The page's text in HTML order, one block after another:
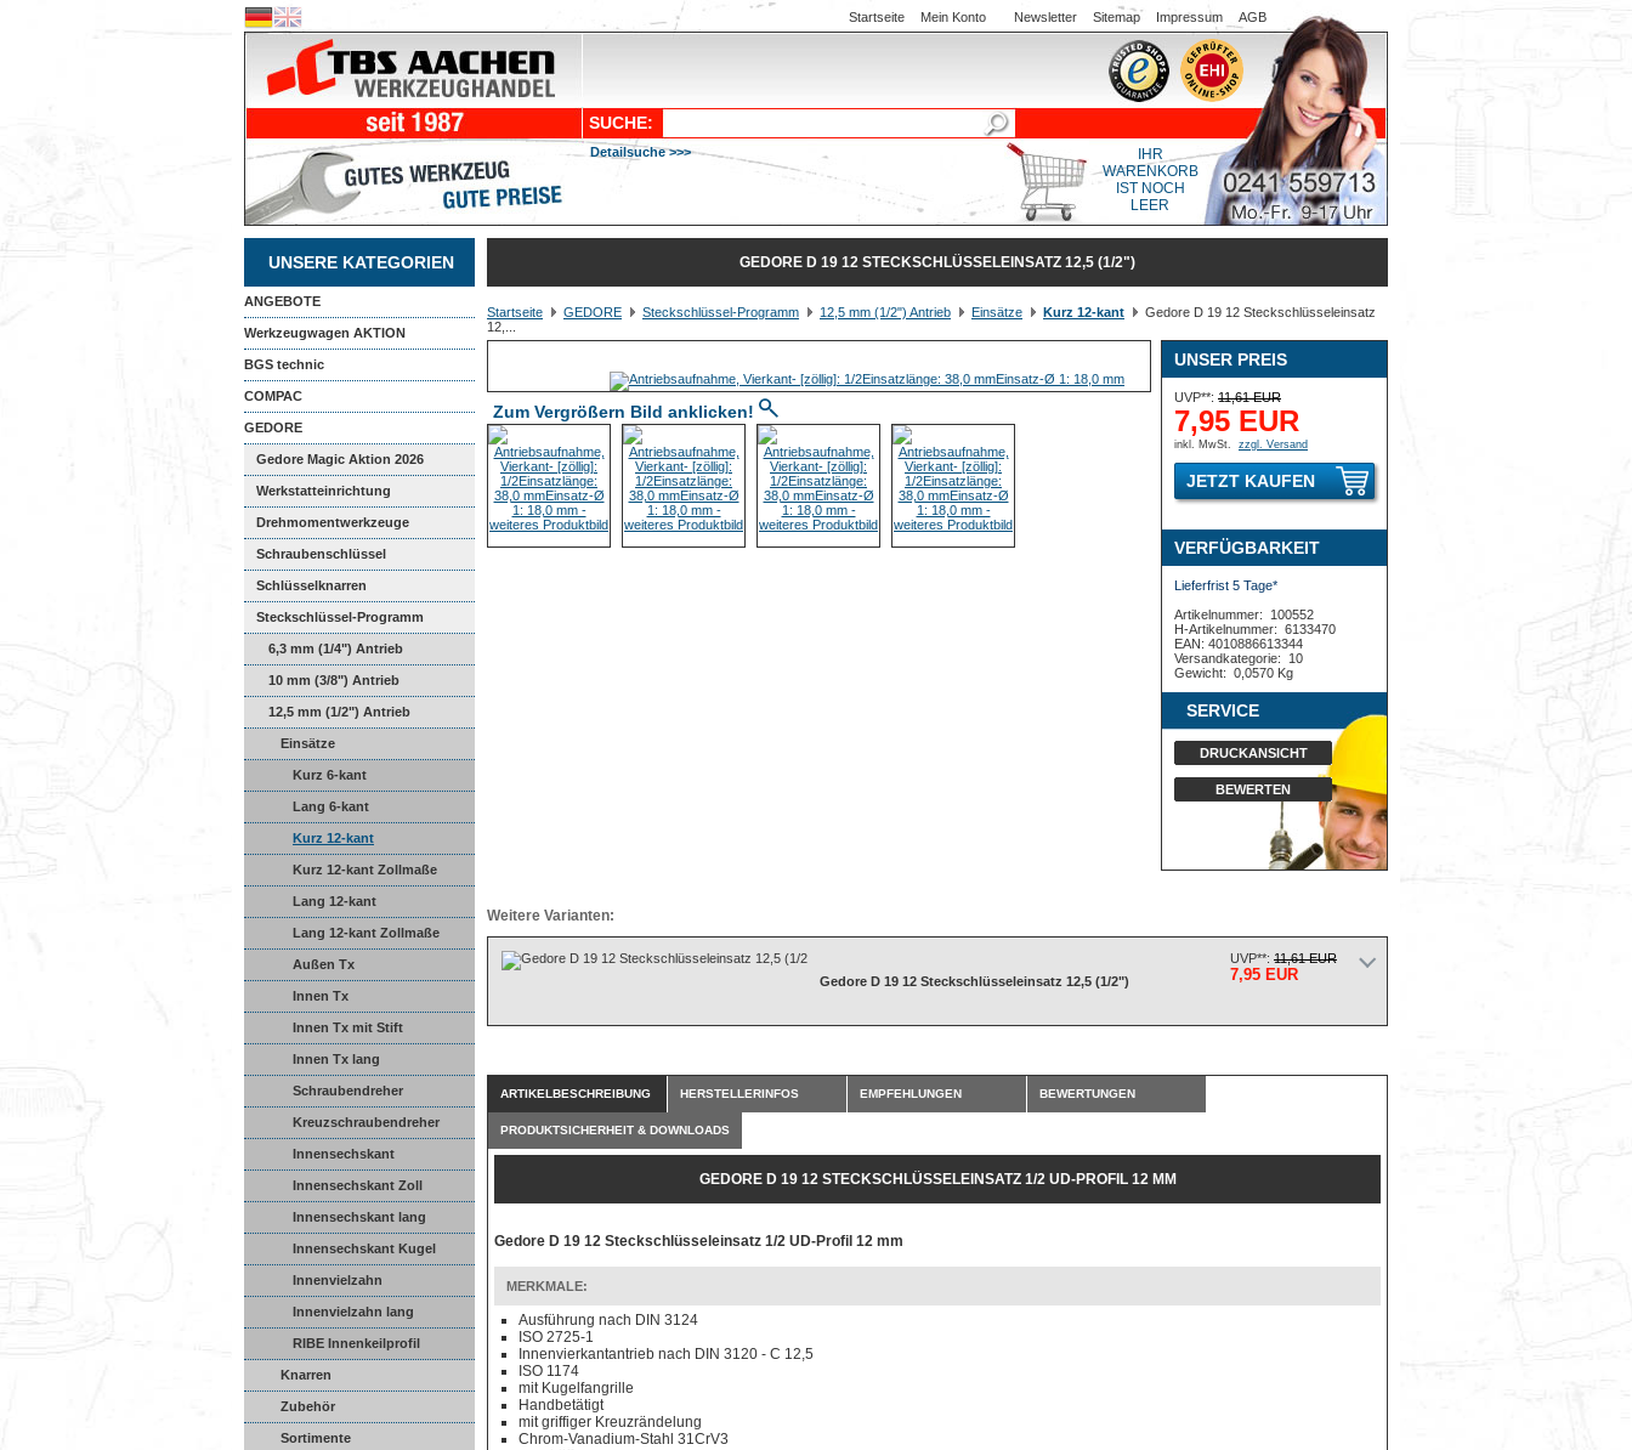
Startseite Mein Konto Newsletter Sitemap Impressum AGB
SUCHE:
Detailsuche >>>
IHR
WARENKORB
IST NOCH
LEER
UNSERE KATEGORIEN
ANGEBOTE
Werkzeugwagen AKTION
BGS technic
COMPAC
GEDORE
Gedore Magic Aktion 2026
Werkstatteinrichtung
Drehmomentwerkzeuge
Schraubenschlüssel
Schlüsselknarren
Steckschlüssel-Programm
6,3 mm (1/4") Antrieb
10 mm (3/8") Antrieb
12,5 mm (1/2") Antrieb
Einsätze
Kurz 6-kant
Lang 6-kant
Kurz 12-kant
Kurz 12-kant Zollmaße
Lang 12-kant
Lang 12-kant Zollmaße
Außen Tx
Innen Tx
Innen Tx mit Stift
Innen Tx lang
Schraubendreher
Kreuzschraubendreher
Innensechskant
Innensechskant Zoll
Innensechskant lang
Innensechskant Kugel
Innenvielzahn
Innenvielzahn lang
RIBE Innenkeilprofil
Knarren
Zubehör
Sortimente
GEDORE D 19 12 STECKSCHLÜSSELEINSATZ 12,5 (1/2")
Startseite GEDORE Steckschlüssel-Programm 12,5 mm (1/2") Antrieb Einsätze Kurz 12-kant
Gedore D 19 12 Steckschlüsseleinsatz
12,...
Zum Vergrößern Bild anklicken!
UNSER PREIS
UVP**: 11,61 EUR
7,95 EUR
inkl. MwSt. zzgl. Versand
JETZT KAUFEN
VERFÜGBARKEIT
Lieferfrist 5 Tage*
Artikelnummer:
100552
H-Artikelnummer: 6133470
EAN: 4010886613344
Versandkategorie:
10
Gewicht: 0,0570 Kg
SERVICE
DRUCKANSICHT
BEWERTEN
Weitere Varianten:
Gedore D 19 12 Steckschlüsseleinsatz 12,5 (1/2")
UVP**: 11,61 EUR
7,95 EUR
ARTIKELBESCHREIBUNG HERSTELLERINFOS EMPFEHLUNGEN BEWERTUNGEN
PRODUKTSICHERHEIT & DOWNLOADS
GEDORE D 19 12 STECKSCHLÜSSELEINSATZ 1/2 UD-PROFIL 12 MM
Gedore D 19 12 Steckschlüsseleinsatz 1/2 UD-Profil 12 mm
MERKMALE:
Ausführung nach DIN 3124
ISO 2725-1
Innenvierkantantrieb nach DIN 3120 - C 12,5
ISO 1174
mit Kugelfangrille
Handbetätigt
mit griffiger Kreuzrändelung
Chrom-Vanadium-Stahl 31CrV3